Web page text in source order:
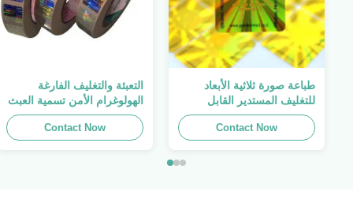
طباعة صورة ثلاثية الأبعاد
للتغليف المستدير القابل
للطباعة ، الملصق الأصلي ،
صفائح لاصقة ذاتية اللصق
Contact Now
التعبئة والتغليف الفارغة
الهولوغرام الأمن تسمية العبث
واضح ملصق الهولوغرام شعار
الليزر
Contact Now